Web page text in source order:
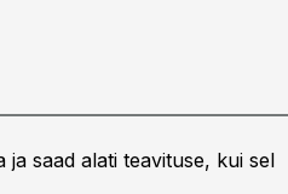
saad alati teavituse, kui sel